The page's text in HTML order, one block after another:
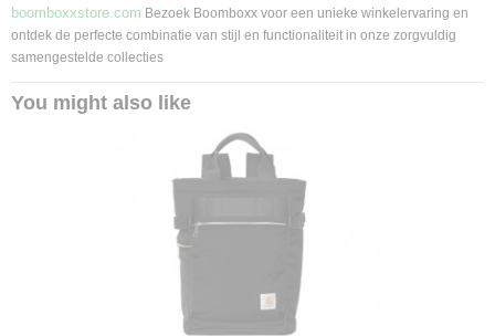
boomboxxstore.com Bezoek Boomboxx voor een unieke winkelervaring en
ontdek de perfecte combinatie van stijl en functionaliteit in onze zorgvuldig
samengestelde collecties
You might also like